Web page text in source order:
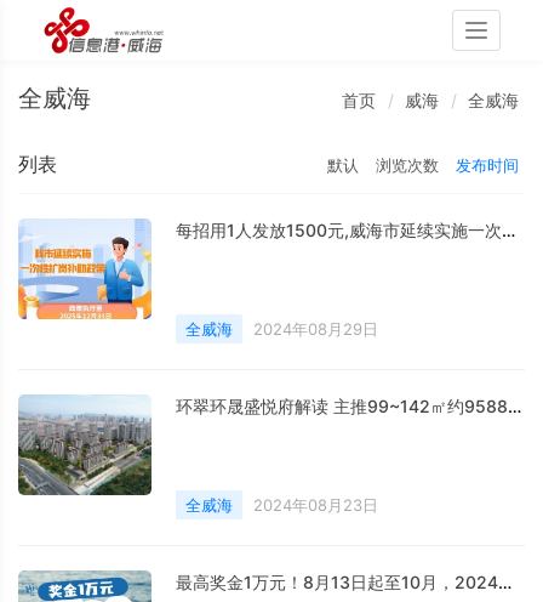
Toggle
全威海 首页 威海 全威海
列表 默认 浏览次数 发布时间
每招用1人发放1500元,威海市延续实施一次性扩岗补助政策
全威海 2024年08月29日
环翠环晟盛悦府解读 主推99~142㎡约9588元/㎡起
全威海 2024年08月23日
最高奖金1万元！8月13日起至10月，2024威海市旅游商品大赛启幕